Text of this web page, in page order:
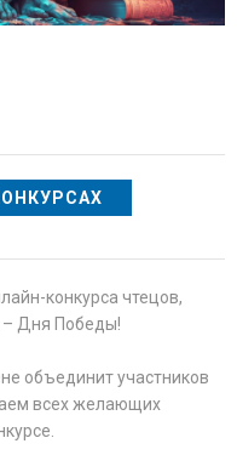
конкурса чтецов,
Дня Победы!
объединит участников
всех желающих